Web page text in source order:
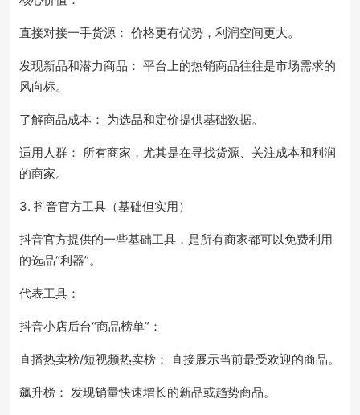
直接对接一手货源： 价格更有优势，利润空间更大。
发现新品和潜力商品： 平台上的热销商品往往是市场需求的
风向标。
了解商品成本： 为选品和定价提供基础数据。
适用人群： 所有商家，尤其是在寻找货源、关注成本和利润
的商家。
3. 抖音官方工具（基础但实用）
抖音官方提供的一些基础工具，是所有商家都可以免费利用
的选品“利器”。
代表工具：
抖音小店后台“商品榜单”：
直播热卖榜/短视频热卖榜： 直接展示当前最受欢迎的商品。
飙升榜： 发现销量快速增长的新品或趋势商品。